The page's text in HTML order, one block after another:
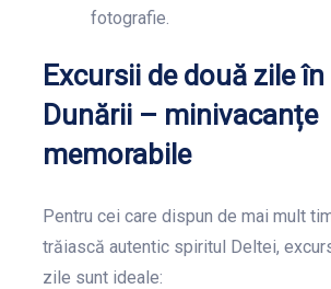
fotografie.
Excursii de două zile
Dunării – minivacanțe
memorabile
Pentru cei care dispun de mai mult
trăiască autentic spiritul Deltei,
zile sunt ideale: